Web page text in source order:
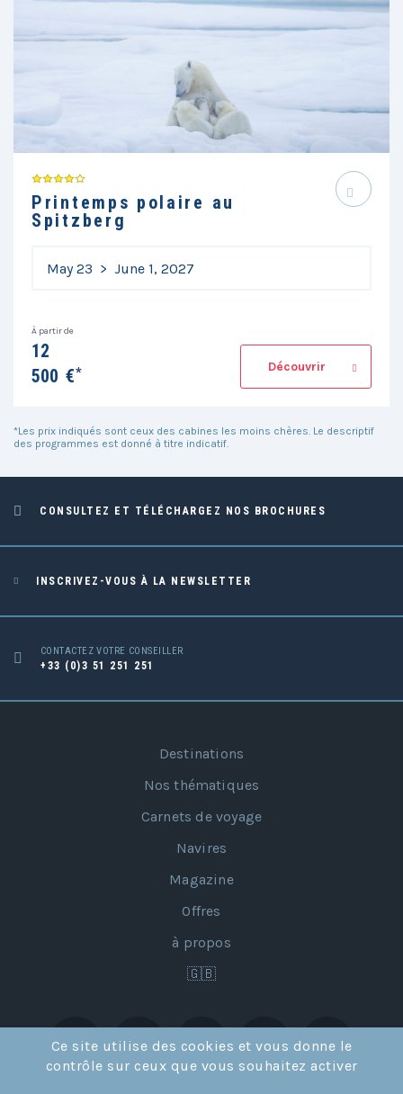
Ce site utilise des cookies et vous donne le
contrôle sur ceux que vous souhaitez activer
Printemps polaire au
Spitzberg
À partir de
12
500 €* Découvrir
*Les prix indiqués sont ceux des cabines les moins chères. Le descriptif
des programmes est donné à titre indicatif.
CONSULTEZ ET TÉLÉCHARGEZ NOS BROCHURES
INSCRIVEZ-VOUS À LA NEWSLETTER
CONTACTEZ VOTRE CONSEILLER
+33 (0)3 51 251 251
Destinations
Nos thématiques
Carnets de voyage
Navires
Magazine
Offres
à propos
🇬🇧